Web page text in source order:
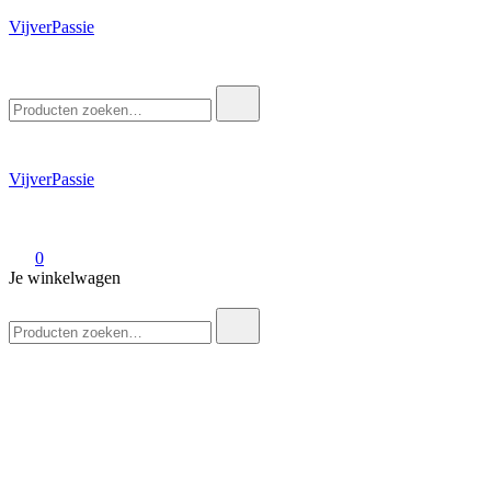
VijverPassie
naar:
VijverPassie
0
Je winkelwagen
naar: